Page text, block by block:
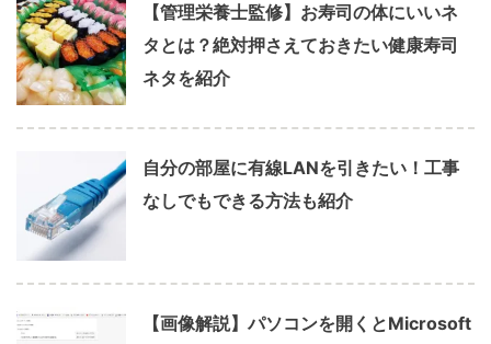
【管理栄養士監修】お寿司の体にいいネ
タとは？絶対押さえておきたい健康寿司
ネタを紹介
自分の部屋に有線LANを引きたい！工事
なしでもできる方法も紹介
【画像解説】パソコンを開くとMicrosoft